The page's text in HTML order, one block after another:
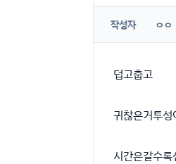
작성자 ㅇㅇ
덥고춥고
귀찮은거투성
시간은갈수